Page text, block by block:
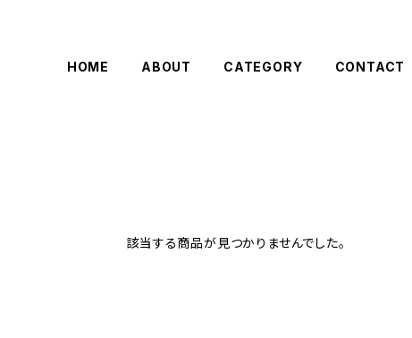
HOME ABOUT CATEGORY CONTACT
該当する商品が見つかりませんでした。